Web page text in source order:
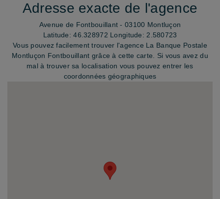
Adresse exacte de l'agence
Avenue de Fontbouillant - 03100 Montluçon
Latitude: 46.328972 Longitude: 2.580723
Vous pouvez facilement trouver l'agence La Banque Postale
Montluçon Fontbouillant grâce à cette carte. Si vous avez du
mal à trouver sa localisation vous pouvez entrer les
coordonnées géographiques